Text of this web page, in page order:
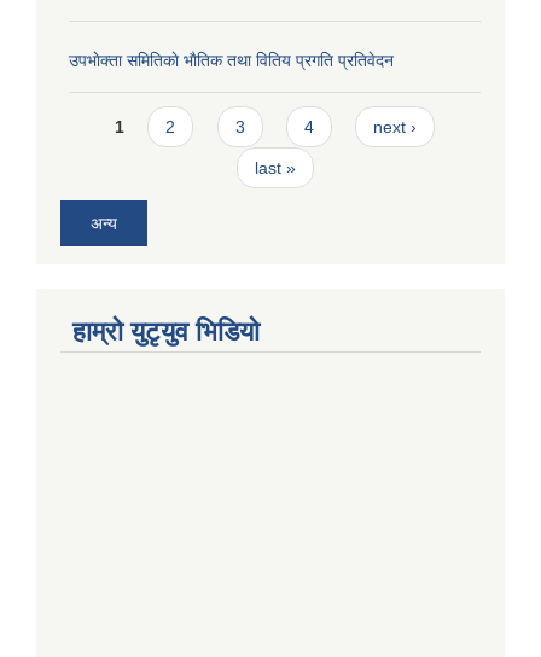
उपभाेक्ता समितिकाे भाैतिक तथा वितिय प्रगति प्रतिवेदन
Pages
1 2 3 4 next ›
last »
अन्य
हाम्राे युटृयुव भिडियाे